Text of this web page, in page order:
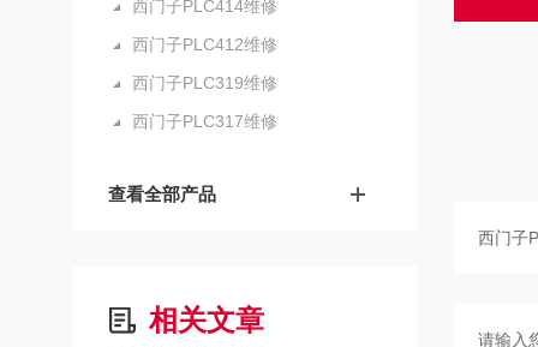
西门子PLC414维修
西门子PLC412维修
西门子PLC319维修
西门子PLC317维修
查看全部产品
相关文章